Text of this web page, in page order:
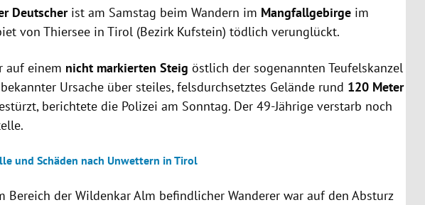
Deutscherist am Samstag beim Wandern im Mangfallgebirge im
von Thiersee in Tirol (Bezirk Kufstein) tödlich verunglückt.
auf einem nicht markierten Steig östlich der sogenannten Teufelskanzel
Ursache über steiles, felsdurchsetztes Gelände rund 120 Meter
berichtete die Polizei am Sonntag. Der 49-Jährige verstarb noch
und Schäden nach Unwettern in Tirol
Bereich der Wildenkar Alm befindlicher Wanderer war auf den Absturz